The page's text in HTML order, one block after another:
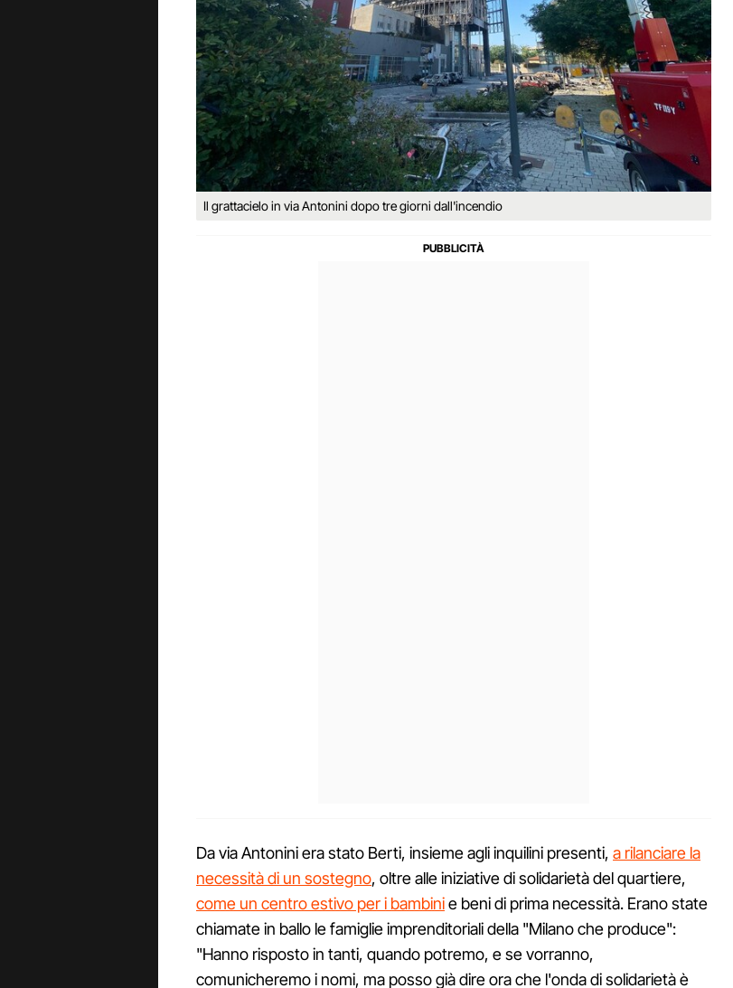
Il grattacielo in via Antonini dopo tre giorni dall'incendio
Da via Antonini era stato Berti, insieme agli inquilini presenti, a rilanciare la
necessità di un sostegno, oltre alle iniziative di solidarietà del quartiere,
come un centro estivo per i bambinie beni di prima necessità. Erano state
chiamate in ballo le famiglie imprenditoriali della "Milano che produce":
"Hanno risposto in tanti, quando potremo, e se vorranno,
comunicheremo i nomi, ma posso già dire ora che l'onda di solidarietà è